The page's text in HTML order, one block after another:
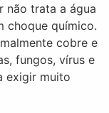
não trata a água
choque químico.
cobre e
fungos, vírus e
exigir muito